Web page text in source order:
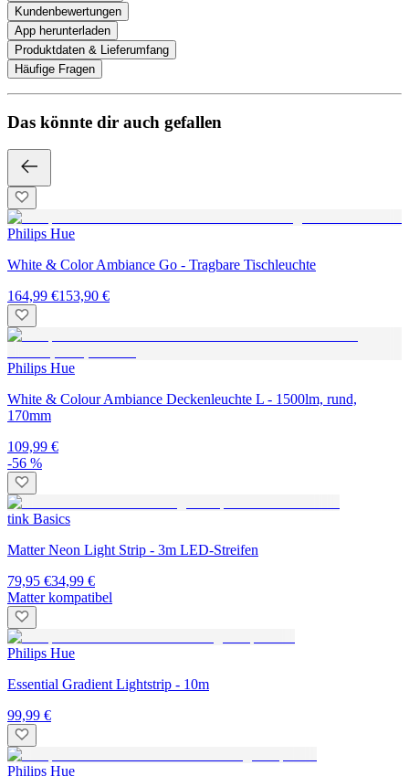
Kundenbewertungen
App herunterladen
Produktdaten & Lieferumfang
Häufige Fragen
Das könnte dir auch gefallen
Philips Hue
White & Color Ambiance Go - Tragbare Tischleuchte
164,99 €153,90 €
Philips Hue
White & Colour Ambiance Deckenleuchte L - 1500lm, rund,
170mm
109,99 €
-56 %
tink Basics
Matter Neon Light Strip - 3m LED-Streifen
79,95 €34,99 €
Matter kompatibel
Philips Hue
Essential Gradient Lightstrip - 10m
99,99 €
Philips Hue